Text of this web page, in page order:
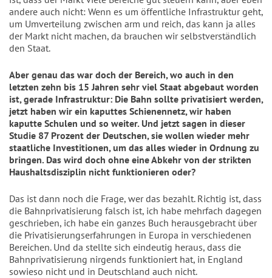
andere auch nicht: Wenn es um öffentliche Infrastruktur geht,
um Umverteilung zwischen arm und reich, das kann ja alles
der Markt nicht machen, da brauchen wir selbstverständlich
den Staat.
Aber genau das war doch der Bereich, wo auch in den
letzten zehn bis 15 Jahren sehr viel Staat abgebaut worden
ist, gerade Infrastruktur: Die Bahn sollte privatisiert werden,
jetzt haben wir ein kaputtes Schienennetz, wir haben
kaputte Schulen und so weiter. Und jetzt sagen in dieser
Studie 87 Prozent der Deutschen, sie wollen wieder mehr
staatliche Investitionen, um das alles wieder in Ordnung zu
bringen. Das wird doch ohne eine Abkehr von der strikten
Haushaltsdisziplin nicht funktionieren oder?
Das ist dann noch die Frage, wer das bezahlt. Richtig ist, dass
die Bahnprivatisierung falsch ist, ich habe mehrfach dagegen
geschrieben, ich habe ein ganzes Buch herausgebracht über
die Privatisierungserfahrungen in Europa in verschiedenen
Bereichen. Und da stellte sich eindeutig heraus, dass die
Bahnprivatisierung nirgends funktioniert hat, in England
sowieso nicht und in Deutschland auch nicht.